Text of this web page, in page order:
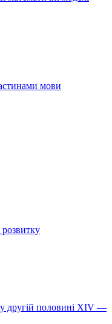
мови
у другій половині XIV —